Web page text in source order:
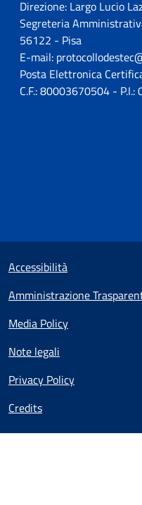
Direzione: Largo Lucio
Segreteria
56122 - Pisa
E-mail:
Posta Elettronica
C.F.: 80003670504 -
Small prints
Useful links
Accessibilità
Amministrazione
Media Policy
Note legali
Privacy Policy
Credits